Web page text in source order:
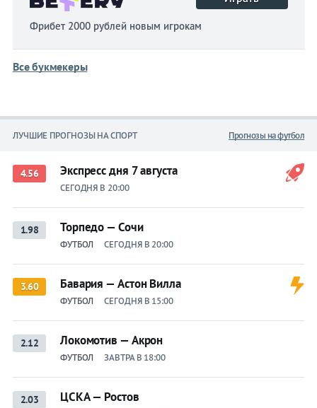
Фрибет 2000 рублей новым игрокам
Все букмекеры
ЛУЧШИЕ ПРОГНОЗЫ НА СПОРТ Прогнозы на футбол
4.56 Экспресс дня 7 августа
СЕГОДНЯ В 20:00
1.98 Торпедо — Сочи
ФУТБОЛ СЕГОДНЯ В 20:00
3.60 Бавария — Астон Вилла
ФУТБОЛ СЕГОДНЯ В 15:00
2.12 Локомотив — Акрон
ФУТБОЛ ЗАВТРА В 18:00
2.03 ЦСКА — Ростов